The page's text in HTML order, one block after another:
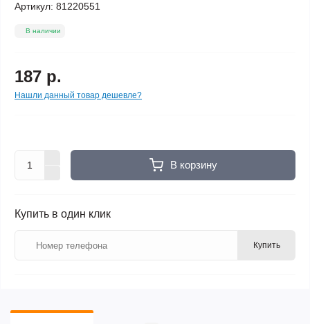
Артикул: 81220551
В наличии
187 р.
Нашли данный товар дешевле?
В корзину
Купить в один клик
Купить